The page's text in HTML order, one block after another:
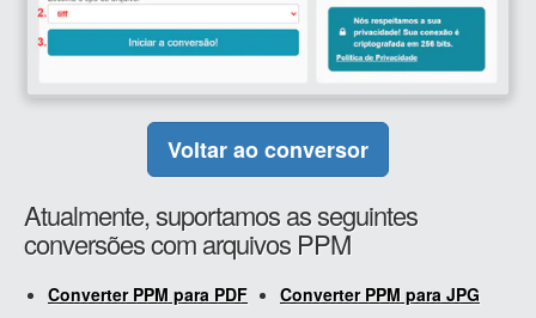
Voltar ao conversor
Atualmente, suportamos as seguintes
conversões com arquivos PPM
Converter PPM para PDF
Converter PPM para JPG